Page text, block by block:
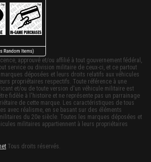
approuvé et/ou affilié à tout gouvernement fédéral,
service ou division militaire de ceux-ci, et ce partout
déposées et leurs droits relatifs aux véhicules
propriétaires respectifs. Toute référence à une
et/ou de toute version d'un véhicule militaire est
fidèle à l'histoire et ne représente pas un parrainage
de cette marque. Les caractéristiques de tous
avec réalisme, en se basant sur des éléments
du 20e siècle. Toutes les marques déposées et
militaires appartiennent à leurs propriétaires
Tous droits réservés.